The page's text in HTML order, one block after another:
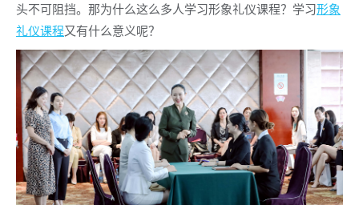
头不可阻挡。那为什么这么多人学习形象礼仪课程？学习形象
礼仪课程又有什么意义呢？